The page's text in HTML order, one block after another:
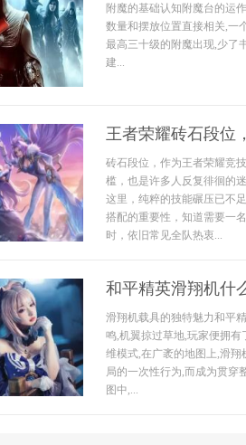
附魔的基础认知附魔台的运
数量和摆放位置直接相关,一
最高三十级的附魔出现,少了
建...
王者荣耀砖石段位
砖石段位，作为王者荣耀竞
槛，也是许多人反复徘徊的
这里，纯粹的技能碾压已不
搭配的重要性，知道需要一
时，依旧常见全队热衷...
和平精英滑翔机什
滑翔机载具的独特魅力和平
鸣,机翼掠过草地,玩家便拥
维模式,在广袤的地图上,滑
局的一次性行为,而成为贯穿
图中,...